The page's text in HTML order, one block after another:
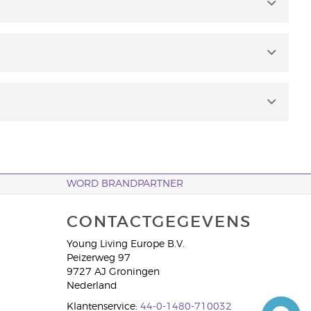
bevat veel meer producten om van te genieten.
WORD BRANDPARTNER
CONTACTGEGEVENS
Young Living Europe B.V.
Peizerweg 97
9727 AJ Groningen
Nederland
Klantenservice: 44-0-1480-710032